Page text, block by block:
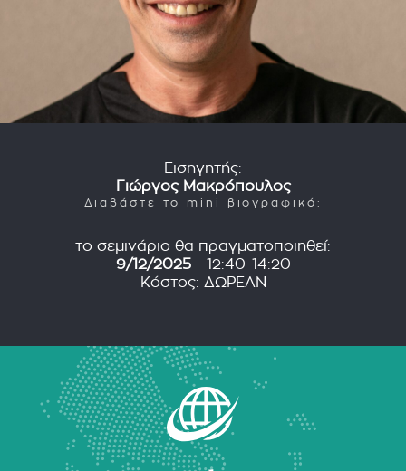
Εισηγητής:
Γιώργος Μακρόπουλος
Διαβάστε το mini βιογραφικό:
το σεμινάριο θα πραγματοποιηθεί:
9/12/2025- 12:40-14:20
Κόστος: ΔΩΡΕΑΝ